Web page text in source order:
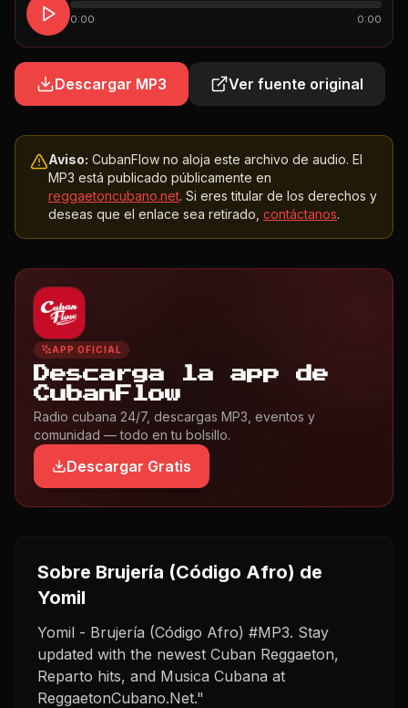
0:00 0:00
Descargar MP3 Ver fuente original
Aviso: CubanFlow no aloja este archivo de audio. El
MP3 está publicado públicamente en
reggaetoncubano.net. Si eres titular de los derechos y
deseas que el enlace sea retirado, contáctanos.
APP OFICIAL
Descarga la app de
CubanFlow
Radio cubana 24/7, descargas MP3, eventos y
comunidad — todo en tu bolsillo.
Descargar Gratis
Sobre Brujería (Código Afro) de
Yomil
Yomil - Brujería (Código Afro) #MP3. Stay
updated with the newest Cuban Reggaeton,
Reparto hits, and Musica Cubana at
ReggaetonCubano.Net."